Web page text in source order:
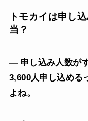
トモカイは申し
当？
— 申し込み人数が
3,600人申し込める
よね。